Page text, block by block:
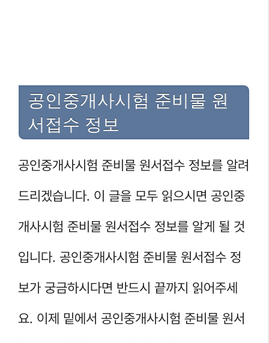
공인중개사시험 준비물 원
서접수 정보
공인중개사시험 준비물 원서접수 정보를 알려
드리겠습니다. 이 글을 모두 읽으시면 공인중
개사시험 준비물 원서접수 정보를 알게 될 것
입니다. 공인중개사시험 준비물 원서접수 정
보가 궁금하시다면 반드시 끝까지 읽어주세
요. 이제 밑에서 공인중개사시험 준비물 원서